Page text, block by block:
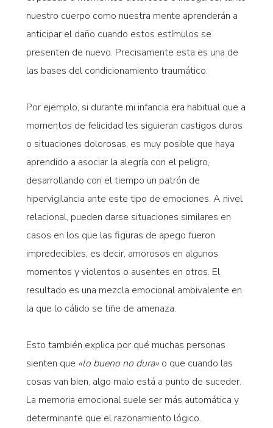
nuestro cuerpo como nuestra mente aprenderán a
anticipar el daño cuando estos estímulos se
presenten de nuevo. Precisamente esta es una de
las bases del condicionamiento traumático.
Por ejemplo, si durante mi infancia era habitual que a
momentos de felicidad les siguieran castigos duros
o situaciones dolorosas, es muy posible que haya
aprendido a asociar la alegría con el peligro,
desarrollando con el tiempo un patrón de
hipervigilancia ante este tipo de emociones. A nivel
relacional, pueden darse situaciones similares en
casos en los que las figuras de apego fueron
impredecibles, es decir, amorosos en algunos
momentos y violentos o ausentes en otros. El
resultado es una mezcla emocional ambivalente en
la que lo cálido se tiñe de amenaza.
Esto también explica por qué muchas personas
sienten que «lo bueno no dura»o que cuando las
cosas van bien, algo malo está a punto de suceder.
La memoria emocional suele ser más automática y
determinante que el razonamiento lógico.